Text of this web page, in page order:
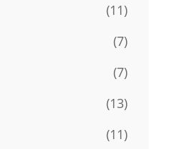
(11)
(7)
(7)
(13)
(11)